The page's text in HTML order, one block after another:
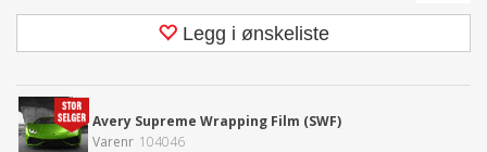
Legg i ønskeliste
Avery Supreme Wrapping Film (SWF)
Varenr 104046